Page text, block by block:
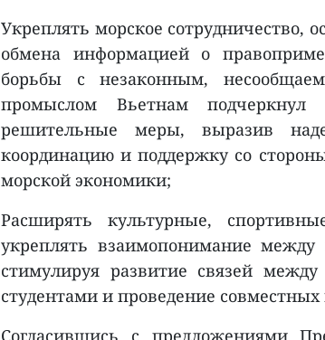
Укреплять морское сотрудничество,
обмена информацией о
борьбы с незаконным,
промыслом Вьетнам
решительные меры, выразив
координацию и поддержку со
морской экономики;
Расширять культурные,
укреплять взаимопонимание между
стимулируя развитие связей
студентами и проведение совместных
Согласившись с предложениями